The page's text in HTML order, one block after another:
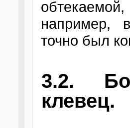
например,
точно был
3.2.
клевец.